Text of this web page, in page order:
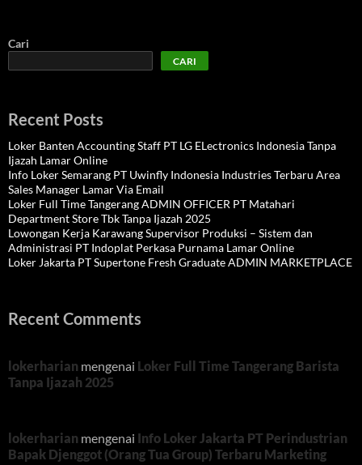
Cari
CARI
Recent Posts
Loker Banten Accounting Staff PT LG ELectronics Indonesia Tanpa
Ijazah Lamar Online
Info Loker Semarang PT Uwinfly Indonesia Industries Terbaru Area
Sales Manager Lamar Via Email
Loker Full Time Tangerang ADMIN OFFICER PT Matahari
Department Store Tbk Tanpa Ijazah 2025
Lowongan Kerja Karawang Supervisor Produksi – Sistem dan
Administrasi PT Indoplat Perkasa Purnama Lamar Online
Loker Jakarta PT Supertone Fresh Graduate ADMIN MARKETPLACE
Recent Comments
lokerharian mengenai Loker Full Time Tangerang Barista
Tanpa Ijazah 2025
lokerharian mengenai Info Loker Jakarta PT Perindustrian
Bapak Djenggot (Orang Tua Group) Terbaru Marketing